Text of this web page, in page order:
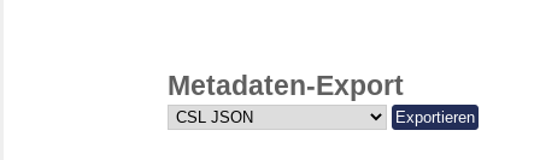
Metadaten-Export